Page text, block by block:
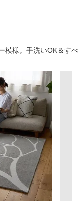
模様。手洗いOK＆すべ